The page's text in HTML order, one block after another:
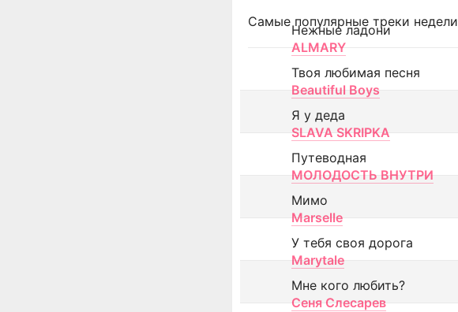
Самые популярные треки недели
Нежные ладони
ALMARY
Твоя любимая песня
Beautiful Boys
Я у деда
SLAVA SKRIPKA
Путеводная
МОЛОДОСТЬ ВНУТРИ
Мимо
Marselle
У тебя своя дорога
Marytale
Мне кого любить?
Сеня Слесарев